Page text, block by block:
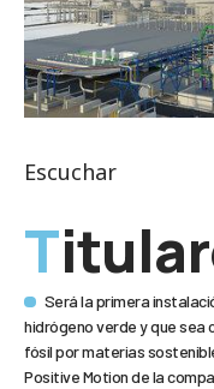
Escuchar
Será la primera
hidrógeno verde y que
fósil por materias
Positive Motion de la